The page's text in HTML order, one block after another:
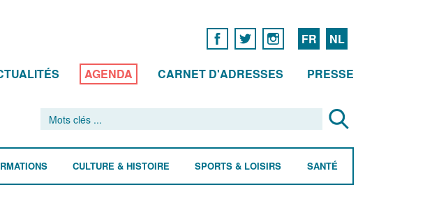
FR NL
AGENDA CARNET D'ADRESSES PRESSE
CULTURE & HISTOIRE SPORTS & LOISIRS SANTÉ